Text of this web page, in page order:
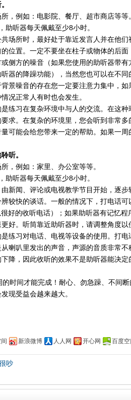
，例如：电影院、餐厅、超市商店等等。
听器每天佩戴至少8小时。
场所时，最好处于靠近发言人并在他
位置。一定不要坐在柱子或物体的后
侧方的噪音（如果您使用的助听器带
器的降躁功能），当然您也可以在不
景噪音的存在您一定要注意力集中，
况正常人有时也会发生。
练习在复杂环境中与人的交流。在这
求。在复杂的环境里，您会听到非常
可能会给您带来一定的帮助。如果一周
听。
，例如：家里、办公室等等。
听器每天佩戴至少8小时。
新闻、评论或电视教学节目开始，逐步
较快的谈话。一般的情况下，打电话
很好的收听电话）；如果助听器有记忆
好。听筒靠近助听器时，请调整角度以
练习对电话、电视等设备的使用。打电
喇叭里发出的声音，声源的音质非常不
降，因此收听的效果不是助听器能决
时间才能完成！耐心、勿急躁、不间断
现受益会越来越大。
新浪微博 人人网 开心网 百度空
吵